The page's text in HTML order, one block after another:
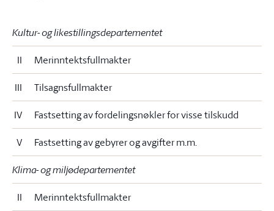
Kultur- og likestillingsdepartementet
II Merinntektsfullmakter
III Tilsagnsfullmakter
IV Fastsetting av fordelingsnøkler for visse tilskudd
V Fastsetting av gebyrer og avgifter m.m.
Klima- og miljødepartementet
II Merinntektsfullmakter